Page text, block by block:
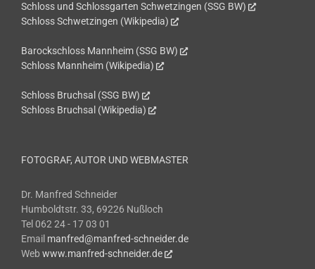
Schloss und Schlossgarten Schwetzingen (SSG BW)
Schloss Schwetzingen (Wikipedia)
Barockschloss Mannheim (SSG BW)
Schloss Mannheim (Wikipedia)
Schloss Bruchsal (SSG BW)
Schloss Bruchsal (Wikipedia)
FOTOGRAF, AUTOR UND WEBMASTER
Dr. Manfred Schneider
Humboldtstr. 33, 69226 Nußloch
Tel 062 24 - 17 03 01
Email manfred@manfred-schneider.de
Web www.manfred-schneider.de